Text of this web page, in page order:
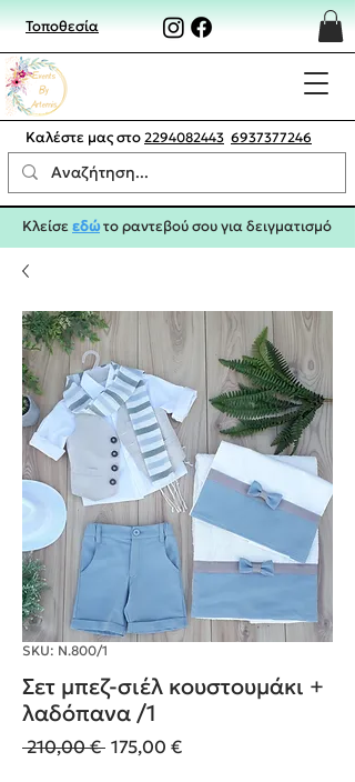
Τοποθεσία
Καλέστε μας στο 2294082443 6937377246
Κλείσεεδώτο ραντεβού σου για δειγματισμό
SKU: Ν.800/1
Σετ μπεζ-σιέλ κουστουμάκι +
λαδόπανα /1
210,00 € Κανονική
175,00 €Τιμή